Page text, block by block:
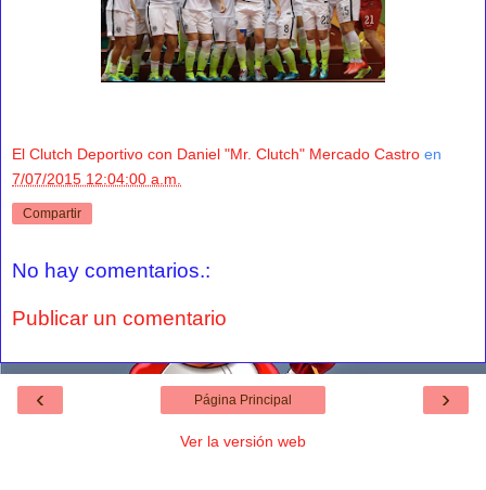
El Clutch Deportivo con Daniel "Mr. Clutch" Mercado Castro en
7/07/2015 12:04:00 a.m.
Compartir
No hay comentarios.:
Publicar un comentario
‹ ›
Página Principal
Ver la versión web